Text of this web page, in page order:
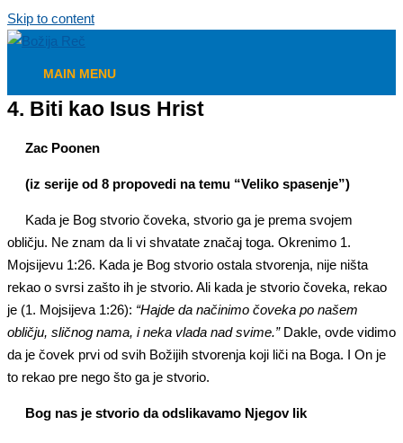
Skip to content
MAIN MENU
4. Biti kao Isus Hrist
Zac Poonen
(iz serije od 8 propovedi na temu “Veliko spasenje”)
Kada je Bog stvorio čoveka, stvorio ga je prema svojem
obličju. Ne znam da li vi shvatate značaj toga. Okrenimo 1.
Mojsijevu 1:26. Kada je Bog stvorio ostala stvorenja, nije ništa
rekao o svrsi zašto ih je stvorio. Ali kada je stvorio čoveka, rekao
je (1. Mojsijeva 1:26): “Hajde da načinimo čoveka po našem
obličju, sličnog nama, i neka vlada nad svime.”Dakle, ovde vidimo
da je čovek prvi od svih Božijih stvorenja koji liči na Boga. I On je
to rekao pre nego što ga je stvorio.
Bog nas je stvorio da odslikavamo Njegov lik